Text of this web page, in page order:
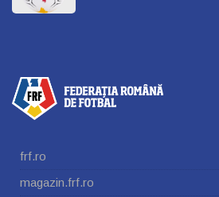
frf.ro
magazin.frf.ro